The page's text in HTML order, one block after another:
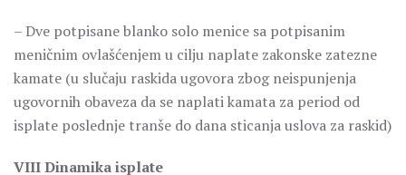
– Dve potpisane blanko solo menice sa potpisanim
meničnim ovlašćenjem u cilju naplate zakonske zatezne
kamate (u slučaju raskida ugovora zbog neispunjenja
ugovornih obaveza da se naplati kamata za period od
isplate poslednje tranše do dana sticanja uslova za raskid)
VIII Dinamika isplate